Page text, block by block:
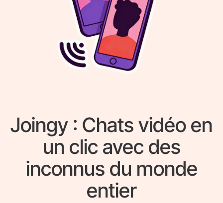
Joingy : Chats vidéo en
un clic avec des
inconnus du monde
entier